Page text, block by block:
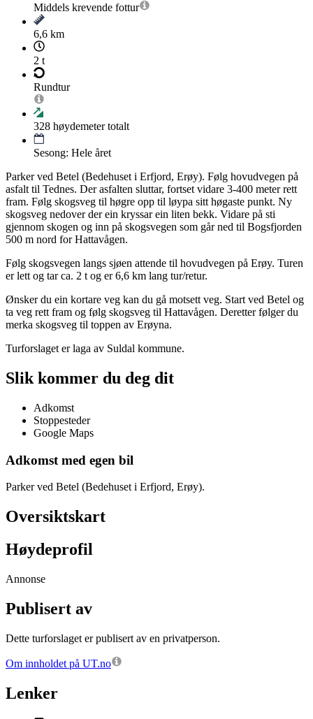
Middels krevende fottur
6,6 km
2 t
Rundtur
328 høydemeter totalt
Sesong: Hele året
Parker ved Betel (Bedehuset i Erfjord, Erøy). Følg hovudvegen på
asfalt til Tednes. Der asfalten sluttar, fortset vidare 3-400 meter rett
fram. Følg skogsveg til høgre opp til løypa sitt høgaste punkt. Ny
skogsveg nedover der ein kryssar ein liten bekk. Vidare på sti
gjennom skogen og inn på skogsvegen som går ned til Bogsfjorden
500 m nord for Hattavågen.
Følg skogsvegen langs sjøen attende til hovudvegen på Erøy. Turen
er lett og tar ca. 2 t og er 6,6 km lang tur/retur.
Ønsker du ein kortare veg kan du gå motsett veg. Start ved Betel og
ta veg rett fram og følg skogsveg til Hattavågen. Deretter følger du
merka skogsveg til toppen av Erøyna.
Turforslaget er laga av Suldal kommune.
Slik kommer du deg dit
Adkomst
Stoppesteder
Google Maps
Adkomst med egen bil
Parker ved Betel (Bedehuset i Erfjord, Erøy).
Oversiktskart
Høydeprofil
Annonse
Publisert av
Dette turforslaget er publisert av en privatperson.
Om innholdet på UT.no
Lenker